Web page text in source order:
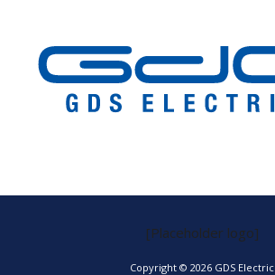
[Placeholder logo]
Copyright © 2026 GDS Electric